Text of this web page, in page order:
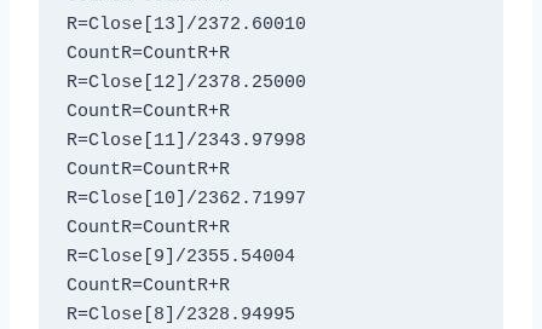
R=Close[13]/2372.60010
CountR=CountR+R
R=Close[12]/2378.25000
CountR=CountR+R
R=Close[11]/2343.97998
CountR=CountR+R
R=Close[10]/2362.71997
CountR=CountR+R
R=Close[9]/2355.54004
CountR=CountR+R
R=Close[8]/2328.94995